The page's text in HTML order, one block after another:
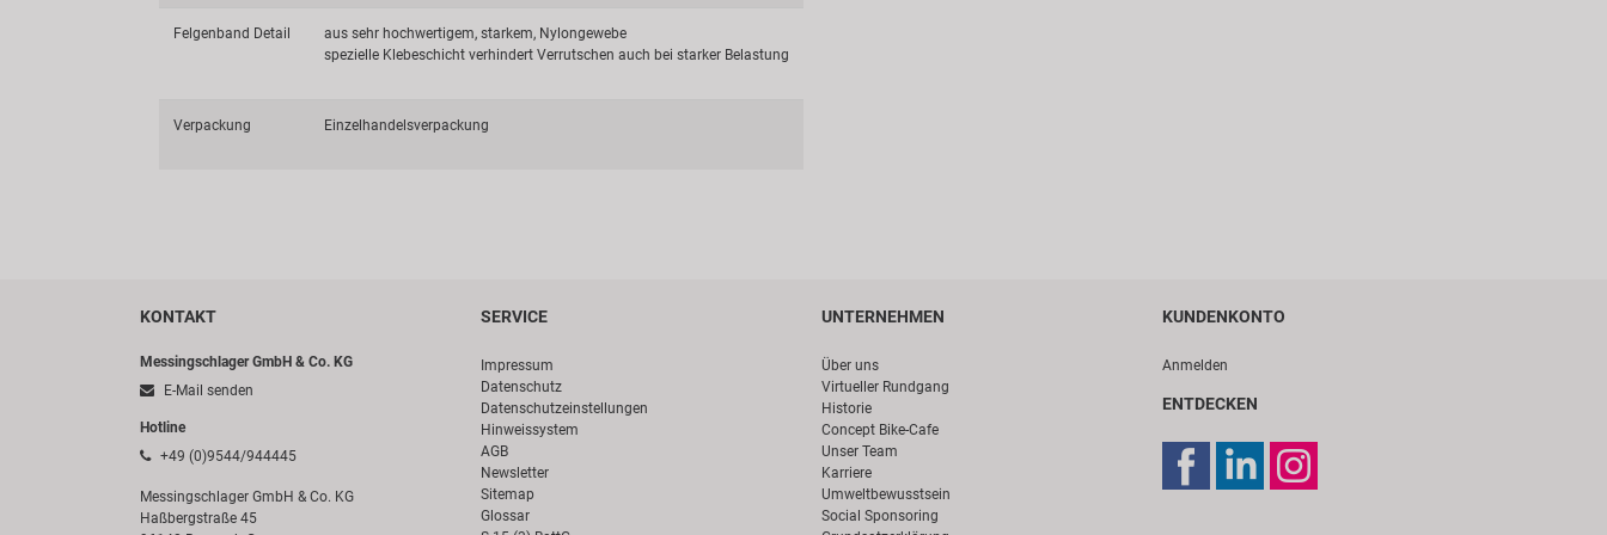
Felgenband Detail
aus sehr hochwertigem, starkem, Nylongewebe
spezielle Klebeschicht verhindert Verrutschen auch bei starker Belastung
Verpackung Einzelhandelsverpackung
KONTAKT
Messingschlager GmbH & Co. KG
E-Mail senden
Hotline
+49 (0)9544/944445
Messingschlager GmbH & Co. KG
Haßbergstraße 45
SERVICE
Impressum
Datenschutz
Datenschutzeinstellungen
Hinweissystem
AGB
Newsletter
Sitemap
Glossar
UNTERNEHMEN
Über uns
Virtueller Rundgang
Historie
Concept Bike-Cafe
Unser Team
Karriere
Umweltbewusstsein
Social Sponsoring
KUNDENKONTO
Anmelden
ENTDECKEN